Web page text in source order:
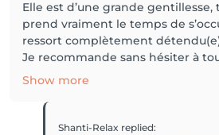
Elle est d’une grande gentillesse,
prend vraiment le temps de
ressort complètement
Je recommande sans hésiter à
Show more
Shanti-Relax replied: